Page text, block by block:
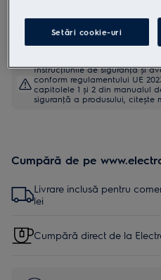
Instrucţiunile de siguranţă și
conform regulamentului UE
capitolele 1 și 2 din manualul
siguranţă a produsului, citește
Cumpără de pe
Livrare inclusă pentru
lei
Cumpără direct de la
Setări cookie-uri